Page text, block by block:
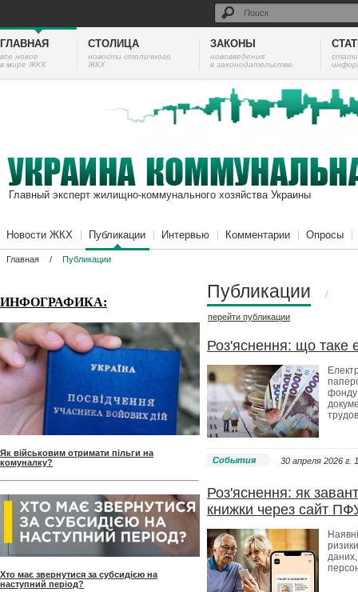
ГЛАВНАЯ
все новое
в мире ЖКХ
СТОЛИЦА
новости столичного
ЖКХ
ЗАКОНЫ
нововведения
в законодательстве
Главный эксперт жилищно-коммунального хозяйства Украины
Новости ЖКХ Публикации Интервью Комментарии Опросы
Главная / Публикации
ИНФОГРАФИКА:
Як військовим отримати пільги на
комуналку?
Хто має звернутися за субсидією на
наступний період?
Публикации /
перейти публикации
Роз'яснення: що таке
фонду
События 30 апреля 2026 г.
Роз'яснення: як
книжки через сайт